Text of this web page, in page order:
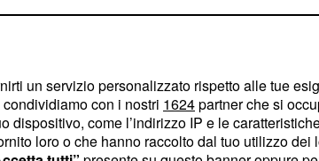
un servizio personalizzato rispetto alle tue
con i nostri 1624partner che si
come l’indirizzo IP e le
loro o che hanno raccolto dal tuo utilizzo dei